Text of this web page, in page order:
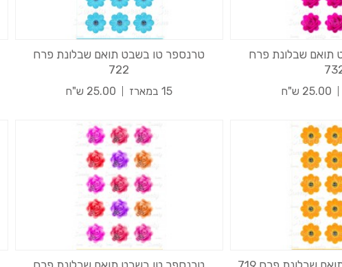
תואם שבלונת פרח
25.00 ש"ח
טרנספר טו בשבט תואם שבלונת פרח
722
15 במארז 25.00 ש"ח